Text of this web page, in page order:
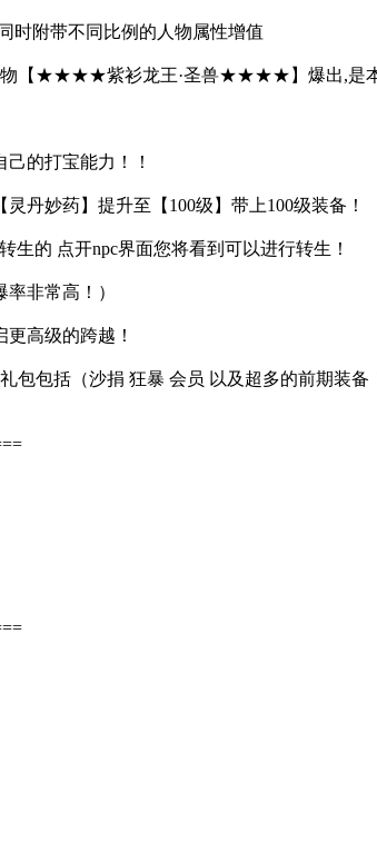
时附带不同比例的人物属性增值
物【★★★★紫衫龙王·圣兽★★★★】爆出,是本
的打宝能力！！
丹妙药】提升至【100级】带上100级装备！
的 点开npc界面您将看到可以进行转生！
非常高！）
高级的跨越！
包包括（沙捐 狂暴 会员 以及超多的前期装备